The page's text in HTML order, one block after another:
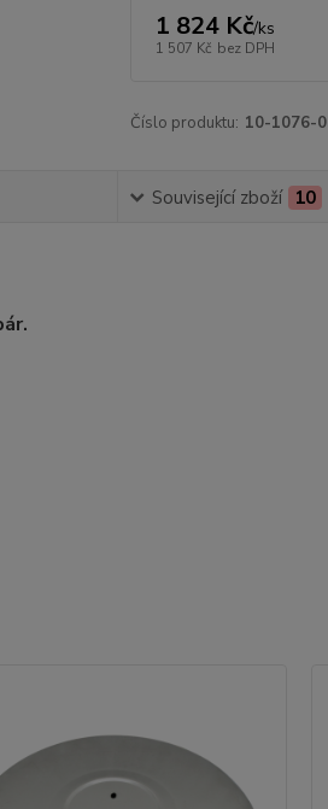
1 824 Kč/ks
1 507 Kč bez DPH
Číslo produktu: 10-1076-0
Související zboží 10